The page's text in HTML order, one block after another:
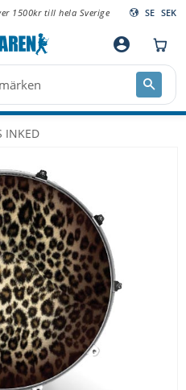
1500kr till hela Sverige SE SEK
account_circle
INKED